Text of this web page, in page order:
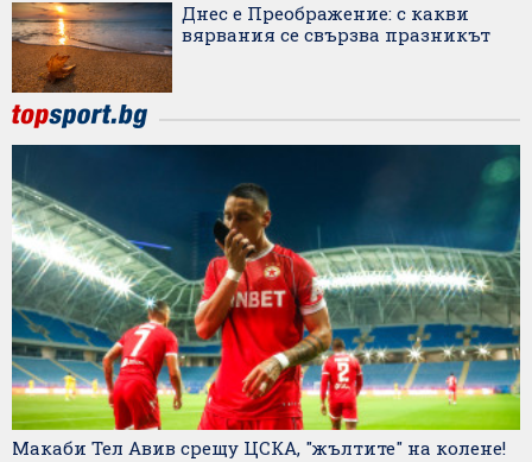
Днес е Преображение: с какви
вярвания се свързва празникът
Макаби Тел Авив срещу ЦСКА, "жълтите" на колене!